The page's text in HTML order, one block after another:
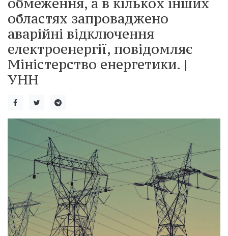
областях запроваджено
аварійні відключення
електроенергії, повідомляє
Міністерство енергетики. |
УНН